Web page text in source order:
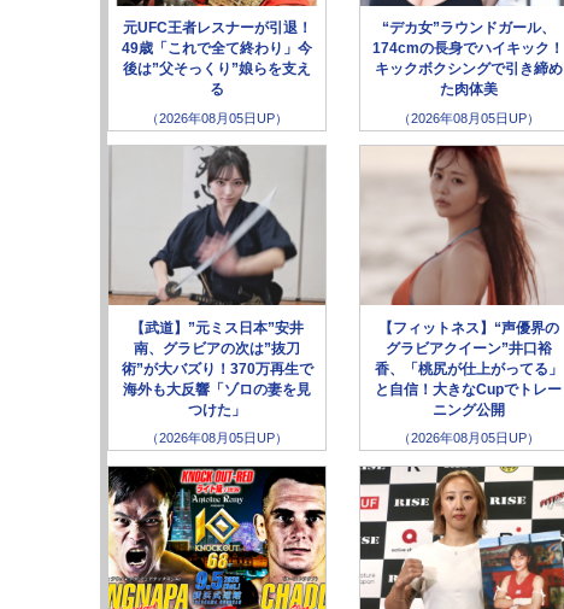
元UFC王者レスナーが引退！
49歳「これで全て終わり」今
後は”父そっくり”娘らを支え
る
（2026年08月05日UP）
“デカ女”ラウンドガール、
174cmの長身でハイキック！
キックボクシングで引き締め
た肉体美
（2026年08月05日UP）
【武道】”元ミス日本”安井
南、グラビアの次は”抜刀
術”が大バズり！370万再生で
海外も大反響「ゾロの妻を見
つけた」
（2026年08月05日UP）
【フィットネス】“声優界の
グラビアクイーン”井口裕
香、「桃尻が仕上がってる」
と自信！大きなCupでトレー
ニング公開
（2026年08月05日UP）